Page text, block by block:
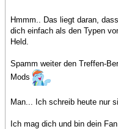
Hmmm.. Das liegt daran,
dich einfach als den Typen
Held.
Spamm weiter den Treffen-
Mods
Man... Ich schreib heute nur
Ich mag dich und bin dein Fan